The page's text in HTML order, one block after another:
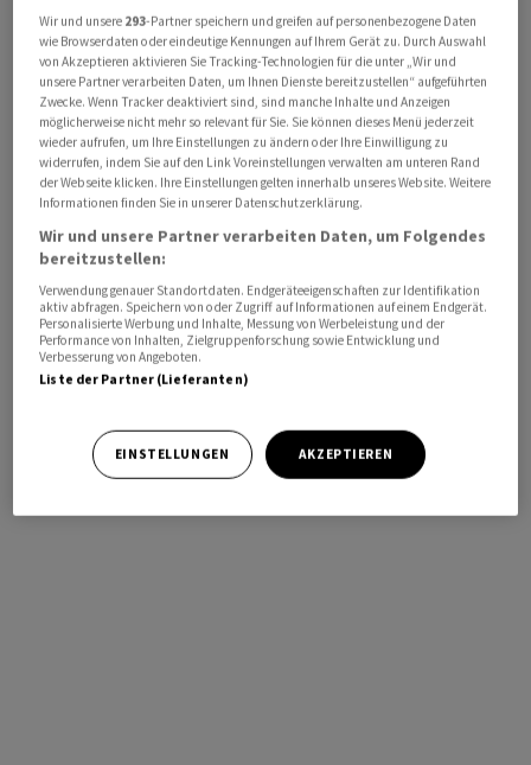
Wir und unsere 293-Partner speichern und greifen auf personenbezogene Daten
wie Browserdaten oder eindeutige Kennungen auf Ihrem Gerät zu. Durch Auswahl
von Akzeptieren aktivieren Sie Tracking-Technologien für die unter „Wir und
unsere Partner verarbeiten Daten, um Ihnen Dienste bereitzustellen“ aufgeführten
Zwecke. Wenn Tracker deaktiviert sind, sind manche Inhalte und Anzeigen
möglicherweise nicht mehr so relevant für Sie. Sie können dieses Menü jederzeit
wieder aufrufen, um Ihre Einstellungen zu ändern oder Ihre Einwilligung zu
widerrufen, indem Sie auf den Link Voreinstellungen verwalten am unteren Rand
der Webseite klicken. Ihre Einstellungen gelten innerhalb unseres Website. Weitere
Informationen finden Sie in unserer Datenschutzerklärung.
Wir und unsere Partner verarbeiten Daten, um Folgendes
bereitzustellen:
Verwendung genauer Standortdaten. Endgeräteeigenschaften zur Identifikation
aktiv abfragen. Speichern von oder Zugriff auf Informationen auf einem Endgerät.
Personalisierte Werbung und Inhalte, Messung von Werbeleistung und der
Performance von Inhalten, Zielgruppenforschung sowie Entwicklung und
Verbesserung von Angeboten.
Liste der Partner (Lieferanten)
EINSTELLUNGEN AKZEPTIEREN